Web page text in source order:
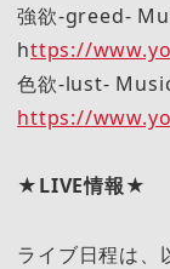
強欲-greed-
https://
色欲-lust-
https://
★LIVE情報★
ライブ日程は、